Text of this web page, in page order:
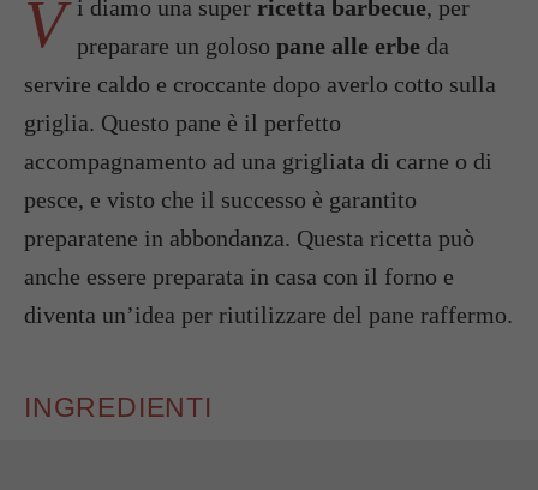
V i diamo una super ricetta barbecue, per
preparare un goloso pane alle erbe da
servire caldo e croccante dopo averlo cotto sulla
griglia. Questo pane è il perfetto
accompagnamento ad una grigliata di carne o di
pesce, e visto che il successo è garantito
preparatene in abbondanza. Questa ricetta può
anche essere preparata in casa con il forno e
diventa un’idea per riutilizzare del pane raffermo.
INGREDIENTI